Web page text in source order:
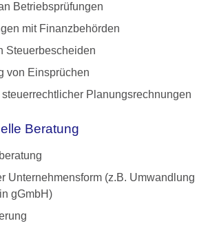
Betriebsprüfungen
mit Finanzbehörden
Steuerbescheiden
von Einsprüchen
Planungsrechnungen
Beratung
Unternehmensform (z.B. Umwandlung
gGmbH)